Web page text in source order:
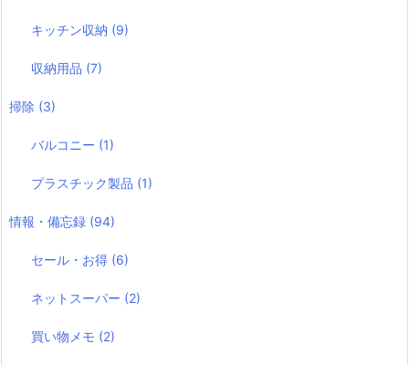
キッチン収納 (9)
収納用品 (7)
掃除 (3)
バルコニー (1)
プラスチック製品 (1)
情報・備忘録 (94)
セール・お得 (6)
ネットスーパー (2)
買い物メモ (2)